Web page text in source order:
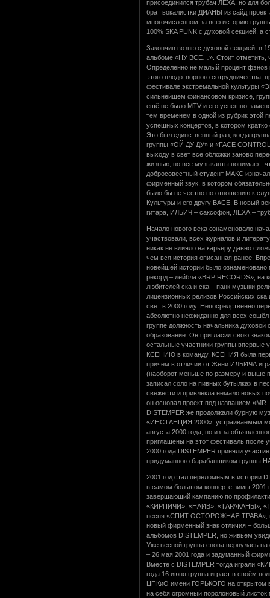
присоединился трубач ЛЁХА, но для
брат вокалистки ДИАНЫ из сайд
многочисленном за всю историю
100% SKA PUNK с духовой секцией, а
Закончив возню с духовой секцией, в
альбоме «НУ ВСЁ…». Стоит отметить,
Определённо не малый процент
этого плодотворного
фестивале экстремальной культуры
сильнейшем финансовом кризисе,
ещё не было MTV и его успешно
тем временем в одной из рубрик этой
успешных концертов, в котором
Это был единственный раз, когда
группы «ОЙ ДУ ДУ» и «FACE
выходу в свет все обложки заново
жизнью, но все музыканты понимают,
добросовестный студент МАКС
фирменный звук, в котором
было бы не честно по отношению к
Культуры и его другу ВАСЕ. В новый
гитара, ИЛЬИЧ – саксофон, ЛЁХА –
Начало нового века ознаменовало
участвовали, всех журналов и
никак не влияло на карьеру давно
чем вся история описанная ранее.
новейшей истории было ознаменовано
рекорд – лейбла «BRP RECORDS», на
любителей ска и ска – панк музыки
лицензионных релизов Российских
свет в 2000 году. Непосредственно
абсолютно неожиданно для всех
группе должность начальника
образование. Он пригласил свою
остальные участники группы впервые
КСЕНИЮ в команду. КСЕНИЯ была
причём в отличии от Жени ИЛЬИЧА
(наоборот меньше по размеру и выше
записал соло на пивных бутылках в
свежести и привлекла немало новых
он основал проект под названием
DISTEMPER же продолжали бурную
«ИНСТАНЦИЯ 2000», устраиваемым
августа 2000 года, но из за
приглашены на этот фестиваль
2000 года DISTEMPER приняли
придуманного барабанщиком
2001 год стал переломным в истории
в самом большом концерте зимы
завершающий кампанию по
«КИРПИЧИ», «НАИВ», «ТАРАКАНЫ»,
песня «СПИТ ОСТОРОЖНАЯ ТРАВА»,
новый фирменный знак отличия –
альбомов DISTEMPER, но живьём
Уже весной группа снова вернулась
– 26 мая 2001 года и задуманный
Вместе с DISTEMPER тогда играли
года 16 июня группа играет в своём
ЦПКиО имени ГОРЬКОГО на открытом
на себя огромный поролоновый листок